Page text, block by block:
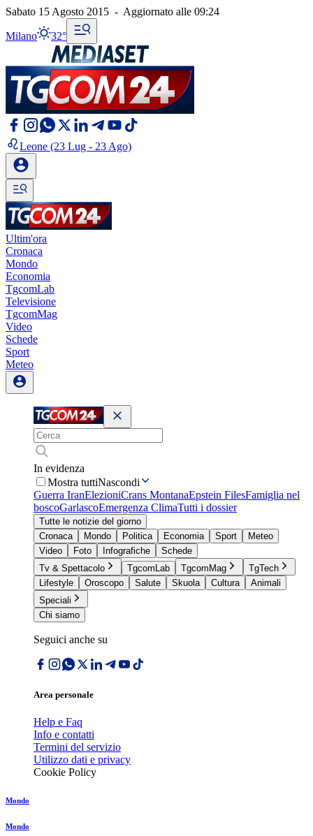
Sabato 15 Agosto 2015 - Aggiornato alle 09:24
Milano 32°
Leone (23 Lug - 23 Ago)
Ultim'ora
Cronaca
Mondo
Economia
TgcomLab
Televisione
TgcomMag
Video
Schede
Sport
Meteo
In evidenza
Mostra tuttiNascondi
Guerra IranElezioniCrans MontanaEpstein FilesFamiglia nel
boscoGarlascoEmergenza ClimaTutti i dossier
Tutte le notizie del giorno
Cronaca
Mondo Politica Economia Sport
Meteo
Video
Foto Infografiche
Schede
Tv & Spettacolo
TgcomLab TgcomMag
TgTech
Lifestyle
Oroscopo Salute Skuola Cultura
Animali
Speciali
Chi siamo
Seguici anche su
Area personale
Help e Faq
Info e contatti
Termini del servizio
Utilizzo dati e privacy
Cookie Policy
Mondo
Mondo